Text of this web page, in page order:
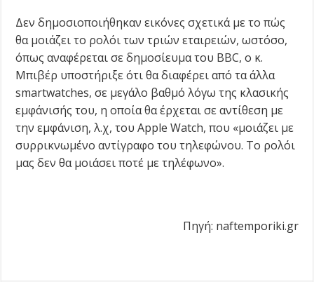
Δεν δημοσιοποιήθηκαν εικόνες σχετικά με το πώς
θα μοιάζει το ρολόι των τριών εταιρειών, ωστόσο,
όπως αναφέρεται σε δημοσίευμα του BBC, ο κ.
Μπιβέρ υποστήριξε ότι θα διαφέρει από τα άλλα
smartwatches, σε μεγάλο βαθμό λόγω της κλασικής
εμφάνισής του, η οποία θα έρχεται σε αντίθεση με
την εμφάνιση, λ.χ, του Apple Watch, που «μοιάζει με
συρρικνωμένο αντίγραφο του τηλεφώνου. Το ρολόι
μας δεν θα μοιάσει ποτέ με τηλέφωνο».
Πηγή: naftemporiki.gr